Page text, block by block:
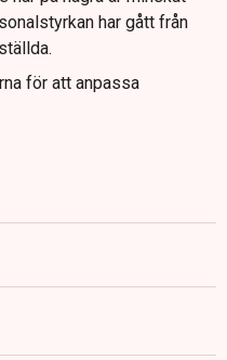
har gått från
för att anpassa